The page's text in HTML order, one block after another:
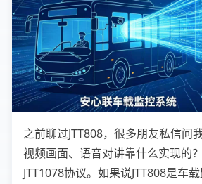
之前聊过JTT808，很多朋友私信问
视频画面、语音对讲靠什么实现
JTT1078协议。如果说JTT808是车